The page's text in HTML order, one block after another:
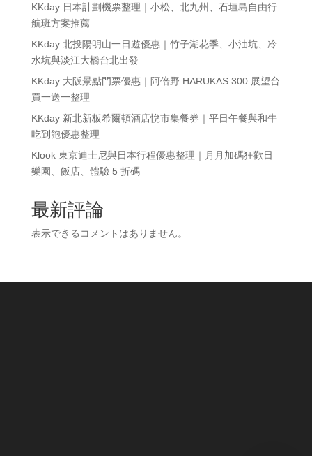
KKday 日本計劃機票整理｜小松、北九州、石垣島自由行
航班方案推薦
KKday 北投陽明山一日遊優惠｜竹子湖花季、小油坑、冷
水坑與淡江大橋台北出發
KKday 大阪景點門票優惠｜阿倍野 HARUKAS 300 展望台
買一送一整理
KKday 新北新板希爾頓酒店悅市集餐券｜平日午餐與和牛
吃到飽優惠整理
Klook 東京迪士尼與日本行程優惠整理｜月月加碼狂歡日
樂園、飯店、體驗 5 折碼
最新評論
表示できるコメントはありません。